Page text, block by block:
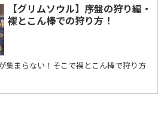
【グリムソウル】序盤の狩り編・
裸とこん棒での狩り方！
集まらない！そこで裸とこん棒で狩り方